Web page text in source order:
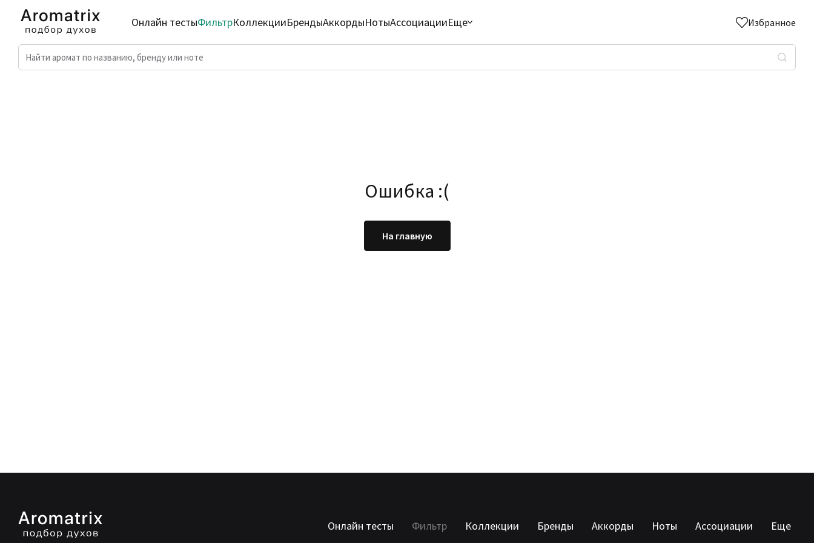
Онлайн тестыФильтрКоллекцииБрендыАккордыНотыАссоциацииЕще Избранное
Ошибка :(
На главную
Онлайн тесты Фильтр Коллекции Бренды Аккорды Ноты Ассоциации Еще